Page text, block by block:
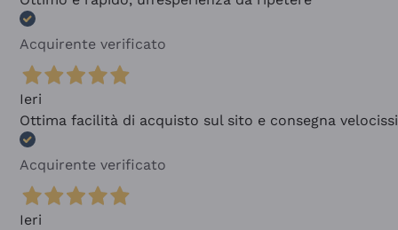
Acquirente verificato
Ieri
Ottima facilità di acquisto sul sito e consegna
Acquirente verificato
Ieri